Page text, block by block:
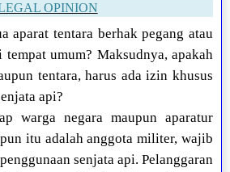
OPINION
aparat tentara berhak pegang atau
umum? Maksudnya, apakah
tentara, harus ada izin khusus
api?
warga negara maupun aparatur
itu adalah anggota militer, wajib
senjata api. Pelanggaran